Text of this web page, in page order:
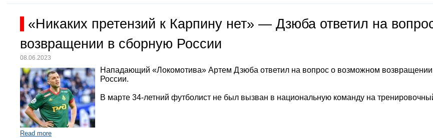
«Никаких претензий к Карпину нет» — Дзюба ответил на
возвращении в сборную России
08.06.2023
Нападающий «Локомотива» Артем Дзюба ответил на вопрос о возможном
России.
В марте 34-летний футболист не был вызван в национальную команду на
Read more